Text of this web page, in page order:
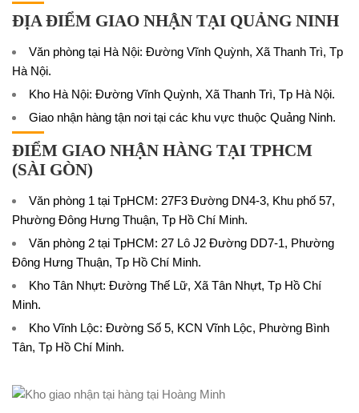
ĐỊA ĐIỂM GIAO NHẬN TẠI QUẢNG NINH
Văn phòng tại Hà Nội: Đường Vĩnh Quỳnh, Xã Thanh Trì, Tp
Hà Nội.
Kho Hà Nội: Đường Vĩnh Quỳnh, Xã Thanh Trì, Tp Hà Nội.
Giao nhận hàng tận nơi tại các khu vực thuộc Quảng Ninh.
ĐIỂM GIAO NHẬN HÀNG TẠI TPHCM
(SÀI GÒN)
Văn phòng 1 tại TpHCM: 27F3 Đường DN4-3, Khu phố 57,
Phường Đông Hưng Thuận, Tp Hồ Chí Minh.
Văn phòng 2 tại TpHCM: 27 Lô J2 Đường DD7-1, Phường
Đông Hưng Thuận, Tp Hồ Chí Minh.
Kho Tân Nhựt: Đường Thế Lữ, Xã Tân Nhựt, Tp Hồ Chí
Minh.
Kho Vĩnh Lộc: Đường Số 5, KCN Vĩnh Lộc, Phường Bình
Tân, Tp Hồ Chí Minh.